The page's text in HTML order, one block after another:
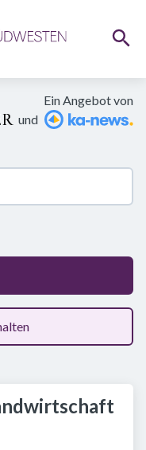
Ein Angebot von
und